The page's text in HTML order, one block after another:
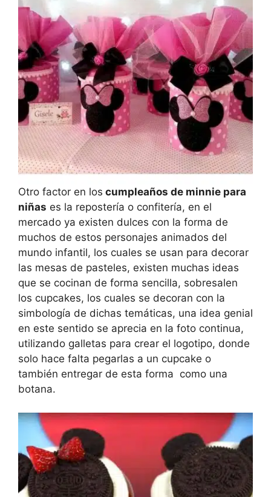
Otro factor en los cumpleaños de minnie para
niñas es la repostería o confitería, en el
mercado ya existen dulces con la forma de
muchos de estos personajes animados del
mundo infantil, los cuales se usan para decorar
las mesas de pasteles, existen muchas ideas
que se cocinan de forma sencilla, sobresalen
los cupcakes, los cuales se decoran con la
simbología de dichas temáticas, una idea genial
en este sentido se aprecia en la foto continua,
utilizando galletas para crear el logotipo, donde
solo hace falta pegarlas a un cupcake o
también entregar de esta forma como una
botana.